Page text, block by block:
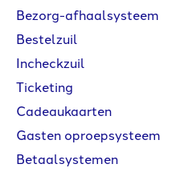
Bezorg-afhaalsysteem
Bestelzuil
Incheckzuil
Ticketing
Cadeaukaarten
Gasten oproepsysteem
Betaalsystemen